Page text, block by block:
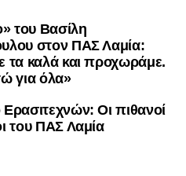
του Βασίλη
στον ΠΑΣ Λαμία:
τα καλά και προχωράμε.
για όλα»
Οι πιθανοί
του ΠΑΣ Λαμία